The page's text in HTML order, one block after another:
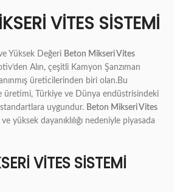
VITES SISTEMI
Yüksek Değeri Beton Mikseri Vites
Alın, çeşitli Kamyon Şanzıman
üreticilerinden biri olan.Bu
üretimi, Türkiye ve Dünya endüstrisindeki
uygundur. Beton Mikseri Vites
yüksek dayanıklılığı nedeniyle piyasada
VITES SISTEMI